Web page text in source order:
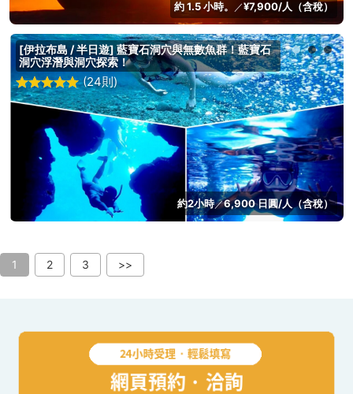
約 1.5 小時。 ／¥7,900/人（含稅）
[伊拉布島 / 半日遊] 藍寶石洞穴與無數魚群！藍寶石
洞穴浮潛與洞穴探索！
(24則)
約2小時／6,900 日圓/人（含稅）
1 2 3 >>